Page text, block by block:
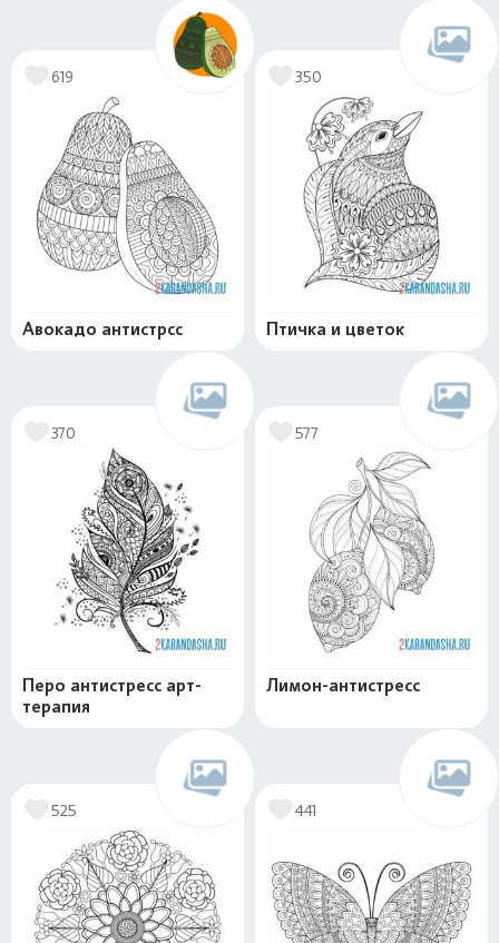
619
Авокадо антистрсс
350
Птичка и цветок
370
Перо антистресс арт-
терапия
577
Лимон-антистресс
525 441